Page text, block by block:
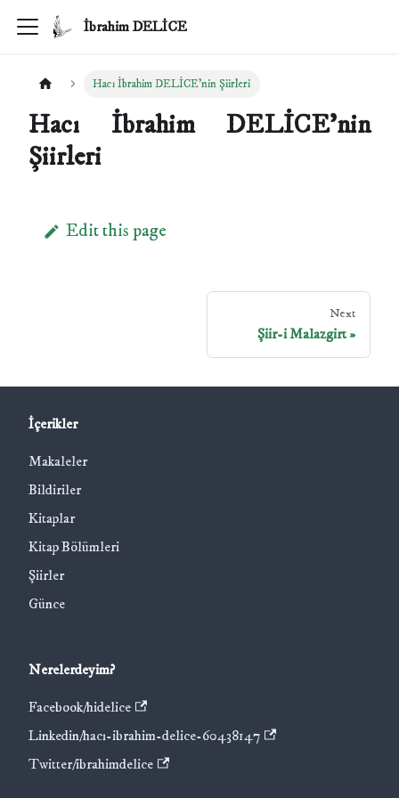
İbrahim DELİCE
Hacı İbrahim DELİCE'nin Şiirleri
Hacı İbrahim DELİCE'nin
Şiirleri
Edit this page
Next
Şiir-i Malazgirt
İçerikler
Makaleler
Bildiriler
Kitaplar
Kitap Bölümleri
Şiirler
Günce
Nerelerdeyim?
Facebook/hidelice
Linkedin/hacı-ibrahim-delice-60438147
Twitter/ibrahimdelice